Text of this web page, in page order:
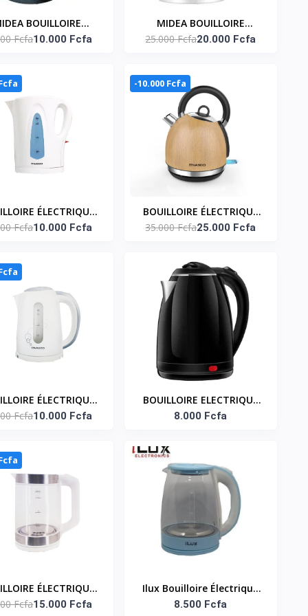
BOUILLOIRE
1.7 LITRES -
Fcfa10.000 Fcfa
MIDEA BOUILLOIRE
ELECTRIQUE 1.7 LITRES -
25.000 Fcfa20.000 Fcfa
ÉLECTRIQUE
– B_KE-1708
Fcfa10.000 Fcfa
-10.000 Fcfa
BOUILLOIRE ÉLECTRIQUE
1,7 LITRES – B_KE5501E-GS
35.000 Fcfa25.000 Fcfa
ÉLECTRIQUE
– B_KEC-1797
Fcfa10.000 Fcfa
BOUILLOIRE ELECTRIQUE
1.8 LITRES ILUX
8.000 Fcfa
ÉLECTRIQUE
– B_KEG-1706
Fcfa15.000 Fcfa
Ilux Bouilloire Électrique
Transparent - LXK-GK018
8.500 Fcfa